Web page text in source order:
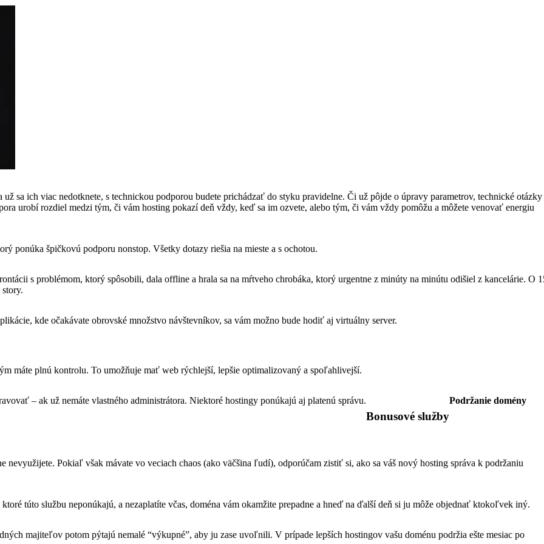
sa ich viac nedotknete, s technickou podporou budete prichádzať do styku pravidelne. Či už pôjde o úpravy parametrov, technické otázky
urobí rozdiel medzi tým, či vám hosting pokazí deň vždy, keď sa im ozvete, alebo tým, či vám vždy pomôžu a môžete venovať energiu
ponúka špičkovú podporu nonstop. Všetky dotazy riešia na mieste a s ochotou.
s problémom, ktorý spôsobili, dala offline a hrala sa na mŕtveho chrobáka, ktorý urgentne z minúty na minútu odišiel z kancelárie. O
kde očakávate obrovské množstvo návštevníkov, sa vám možno bude hodiť aj virtuálny server.
máte plnú kontrolu. To umožňuje mať web rýchlejší, lepšie optimalizovaný a spoľahlivejší.
– ak už nemáte vlastného administrátora. Niektoré hostingy ponúkajú aj platenú správu.
Bonusové služby
Podržanie domény
nevyužijete. Pokiaľ však mávate vo veciach chaos (ako väčšina ľudí), odporúčam zistiť si, ako sa váš nový hosting správa k podržaniu
túto službu neponúkajú, a nezaplatíte včas, doména vám okamžite prepadne a hneď na ďalší deň si ju môže objednať ktokoľvek iný.
majiteľov potom pýtajú nemalé “výkupné”, aby ju zase uvoľnili. V prípade lepších hostingov vašu doménu podržia ešte mesiac po